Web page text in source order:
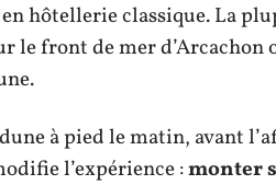
hôtellerie classique. La
le front de mer d’Arcachon
à pied le matin, avant
l’expérience :monter